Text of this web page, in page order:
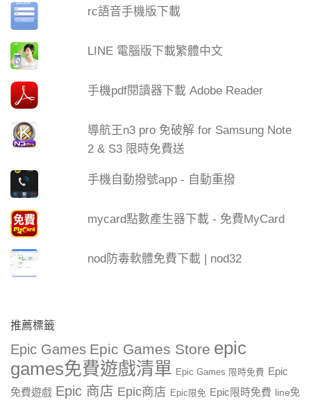
rc語音手機版下載
LINE 電腦版下載繁體中文
手機pdf閱讀器下載 Adobe Reader
導航王n3 pro 免破解 for Samsung Note
2 & S3 限時免費送
手機自動撥號app - 自動重撥
mycard點數產生器下載 - 免費MyCard
nod防毒軟體免費下載 | nod32
推薦標籤
Epic Games Epic Games Store epic
games免費遊戲清單 Epic Games 限時免費 Epic
免費遊戲 Epic 商店 Epic商店 Epic限免 Epic限時免費 line免